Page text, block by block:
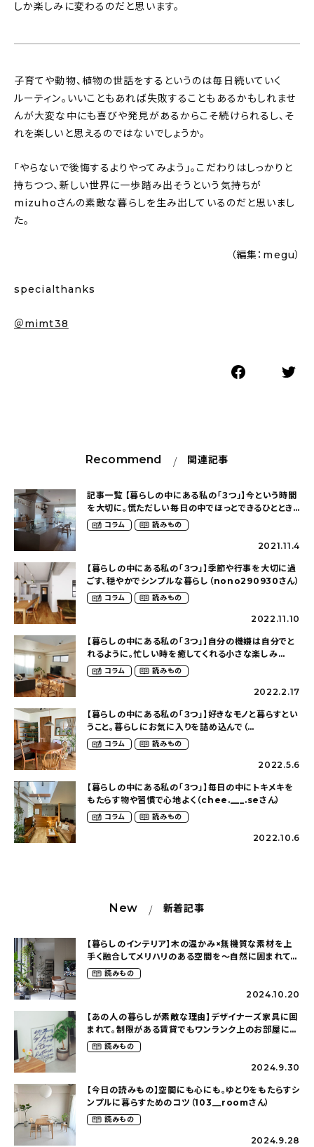
しか楽しみに変わるのだと思います。
子育てや動物、植物の世話をするというのは毎日続いていく
ルーティン。いいこともあれば失敗することもあるかもしれませ
んが大変な中にも喜びや発見があるからこそ続けられるし、そ
れを楽しいと思えるのではないでしょうか。
「やらないで後悔するよりやってみよう」。こだわりはしっかりと
持ちつつ、新しい世界に一歩踏み出そうという気持ちが
mizuhoさんの素敵な暮らしを生み出しているのだと思いまし
た。
（編集：megu）
specialthanks
＠mimt38
Recommend 関連記事
記事一覧 【暮らしの中にある私の「３つ」】今という時間
を大切に。慌ただしい毎日の中でほっとできるひととき
（m___n1127さん）
コラム 読みもの
2021.11.4
【暮らしの中にある私の「３つ」】季節や行事を大切に過
ごす、穏やかでシンプルな暮らし（nono290930さん）
コラム 読みもの
2022.11.10
【暮らしの中にある私の「３つ」】自分の機嫌は自分でと
れるように。忙しい時を癒してくれる小さな楽しみ
（azu_k1009さん）
コラム 読みもの
2022.2.17
【暮らしの中にある私の「３つ」】好きなモノと暮らすとい
うこと。暮らしにお気に入りを詰め込んで（
yurina_1230さん）
コラム 読みもの
2022.5.6
【暮らしの中にある私の「３つ」】毎日の中にトキメキを
もたらす物や習慣で心地よく（chee.___.seさん）
コラム 読みもの
2022.10.6
New 新着記事
【暮らしのインテリア】木の温かみ×無機質な素材を上
手く融合してメリハリのある空間を〜自然に囲まれて暮
らす（ki_no_ieさん）
読みもの
2024.10.20
【あの人の暮らしが素敵な理由】デザイナーズ家具に囲
まれて。制限がある賃貸でもワンランク上のお部屋に〜
狭くても好きな暮らしのこと（_____chika708さん）
読みもの
2024.9.30
【今日の読みもの】空間にも心にも。ゆとりをもたらすシ
ンプルに暮らすためのコツ（103__roomさん）
読みもの
2024.9.28